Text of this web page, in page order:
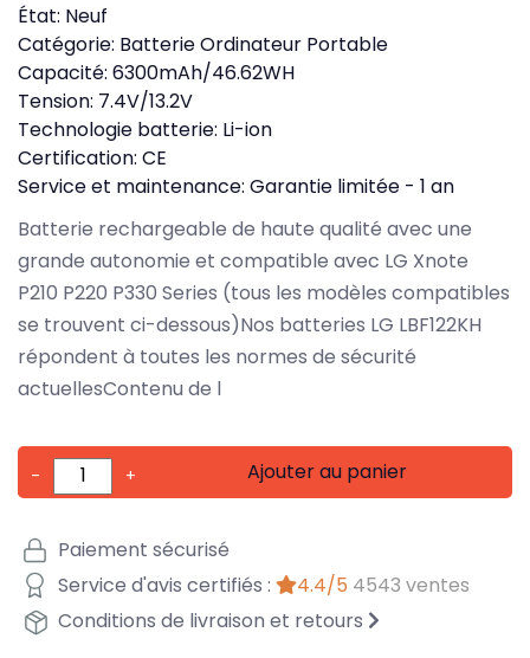
État: Neuf
Catégorie: Batterie Ordinateur Portable
Capacité: 6300mAh/46.62WH
Tension: 7.4V/13.2V
Technologie batterie: Li-ion
Certification: CE
Service et maintenance: Garantie limitée - 1 an
Batterie rechargeable de haute qualité avec une
grande autonomie et compatible avec LG Xnote
P210 P220 P330 Series (tous les modèles compatibles
se trouvent ci-dessous)Nos batteries LG LBF122KH
répondent à toutes les normes de sécurité
actuellesContenu de l
- + Ajouter au panier
Paiement sécurisé
Service d'avis certifiés :
4.4/5 4543 ventes
Conditions de livraison et retours